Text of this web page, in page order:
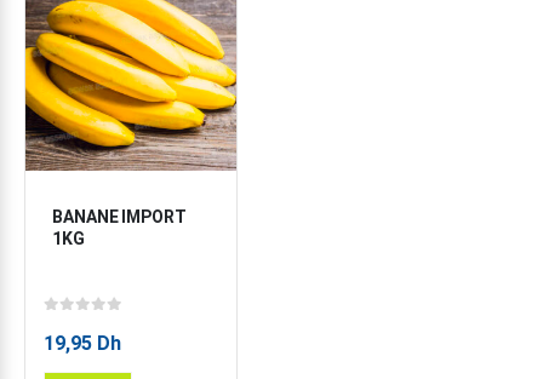
BANANE IMPORT
1KG
19,95 Dh